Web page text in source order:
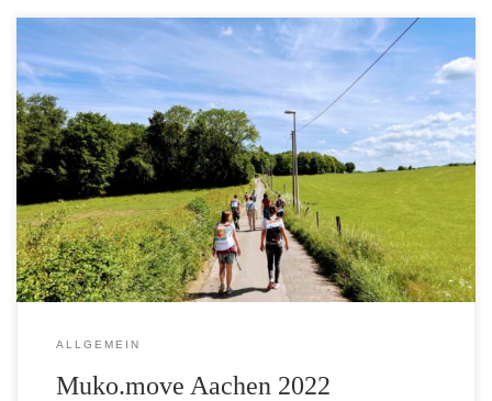
Wir beteiligen uns bei der Mitmach-Aktion Muko.move mit einer
Wanderung. Bei bestem Wetter machen wir so auf Mukoviszidose
aufmerksam.
ALLGEMEIN
Muko.move Aachen 2022